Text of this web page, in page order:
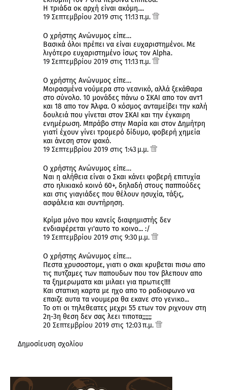
Η τριάδα οκ αρχή είναι ακόμη....
19 Σεπτεμβρίου 2019 στις 11:13 π.μ.
Ο χρήστης Ανώνυμος είπε…
Βασικά όλοι πρέπει να είναι ευχαριστημένοι. Με
λιγότερο ευχαριστημένο ίσως τον Alpha.
19 Σεπτεμβρίου 2019 στις 11:13 π.μ.
Ο χρήστης Ανώνυμος είπε…
Moιρασμένα νούμερα στο νεανικό, αλλά ξεκάθαρα
στο σύνολο. 10 μονάδες πάνω ο ΣΚΑΙ απο τον αντ1
και 18 απο τον Άλφα. Ο κόσμος ανταμείβει την καλή
δουλειά που γίνεται στον ΣΚΑΙ και την έγκαιρη
ενημέρωση. Μπράβο στην Μαρία και στον Δημήτρη
γιατί έχουν γίνει τρομερό δίδυμο, φοβερή χημεία
και άνεση στον φακό.
19 Σεπτεμβρίου 2019 στις 1:43 μ.μ.
Ο χρήστης Ανώνυμος είπε…
Ναι η αλήθεια είναι ο Σκαι κάνει φοβερή επιτυχία
στο ηλικιακό κοινό 60+, δηλαδή στους παππούδες
και στις γιαγιάδες που θέλουν ησυχία, τάξις,
ασφάλεια και συντήρηση.
Κρίμα μόνο που κανείς διαφημιστής δεν
ενδιαφέρεται γι'αυτο το κοινο... :/
19 Σεπτεμβρίου 2019 στις 9:30 μ.μ.
Ο χρήστης Ανώνυμος είπε…
Πεστα χρυσοστομε, γιατι ο σκαι κρυβεται πισω απο
τις πυτζαμες των παπουδων που τον βλεπουν απο
τα ξημερωματα και μιλαει για πρωτιες!!!!
Και στατικη καρτα με ηχο απο το ραδιοφωνο να
επαιζε αυτα τα νουμερα θα εκανε στο γενικο...
Το οτι οι τηλεθεατες μεχρι 55 ετων τον ριχνουν στη
2η-3η θεση δεν σας λεει τιποτα;;;;;;
20 Σεπτεμβρίου 2019 στις 12:03 π.μ.
Δημοσίευση σχολίου